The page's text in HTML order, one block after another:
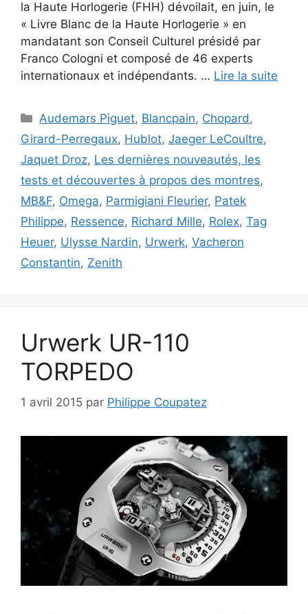
la Haute Horlogerie (FHH) dévoilait, en juin, le
« Livre Blanc de la Haute Horlogerie » en
mandatant son Conseil Culturel présidé par
Franco Cologni et composé de 46 experts
internationaux et indépendants. … Lire la suite
Catégories
Audemars Piguet, Blancpain, Chopard,
Girard-Perregaux, Hublot, Jaeger LeCoultre,
Jaquet Droz, Les dernières nouveautés, les
tests et découvertes à propos des montres,
MB&F, Omega, Parmigiani Fleurier, Patek
Philippe, Ressence, Richard Mille, Rolex, Tag
Heuer, Ulysse Nardin, Urwerk, Vacheron
Constantin, Zenith
Urwerk UR-110
TORPEDO
1 avril 2015 par Philippe Coupatez